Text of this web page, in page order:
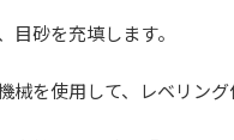
目砂を充填します。
械を使用して、レベリング